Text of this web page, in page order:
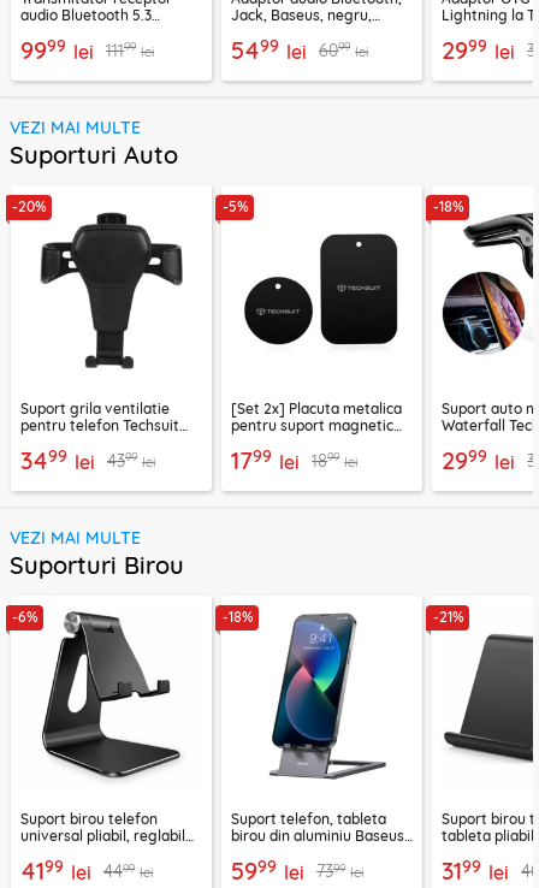
audio Bluetooth 5.3
9999 lei 11199 lei
Jack, Baseus, negru,
5499 lei 6099 lei
Lightning la
2999 lei
VEZI MAI MULTE
Suporturi Auto
-20%
Suport grila ventilatie
pentru telefon Techsuit
3499 lei 4399 lei
-5%
[Set 2x] Placuta metalica
pentru suport magnetic
negru
1799 lei 1899 lei
-18%
Suport auto
Waterfall
2999 lei
VEZI MAI MULTE
Suporturi Birou
-6%
Suport birou telefon
universal pliabil, reglabil
negru
4199 lei 4499 lei
-18%
Suport telefon, tableta
birou din aluminiu Baseus,
5999 lei 7399 lei
-21%
Suport birou
tableta pliabil
3199 lei